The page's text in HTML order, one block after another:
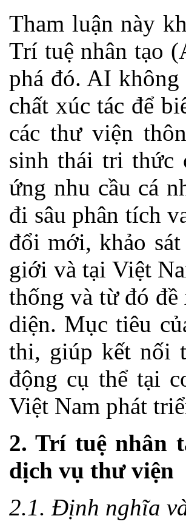
Tham luận này
Trí tuệ nhân tạo
phá đó. AI
chất xúc tác để
các thư viện
sinh thái tri thức
ứng nhu cầu cá
đi sâu phân tích
đổi mới, khảo
giới và tại Việt
thống và từ đó
diện. Mục tiêu
thi, giúp kết nối
động cụ thể tại
Việt Nam phát
2. Trí tuệ nhân
dịch vụ thư viện
2.1. Định nghĩa